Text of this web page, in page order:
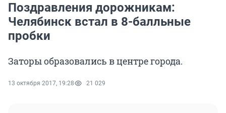
Поздравления дорожникам:
Челябинск встал в 8-балльные
пробки
Заторы образовались в центре города.
13 октября 2017, 19:28 21 029